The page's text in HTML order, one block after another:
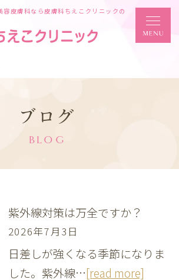
容皮膚科なら皮膚科ちえこクリニックの
ブログ
BLOG
紫外線対策は万全ですか？
2026年7月3日
日差しが強くなる季節になりま
した。紫外線…[read more]